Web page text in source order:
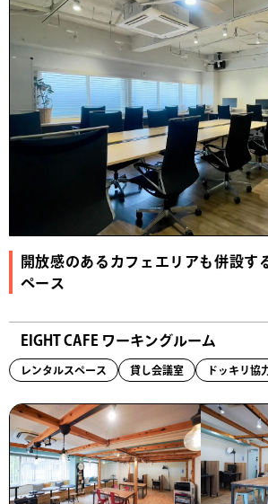
開放感のあるカフェエリアも併設す
ペース
EIGHT CAFE ワーキングルーム
レンタルスペース 貸し会議室 ドッキリ協